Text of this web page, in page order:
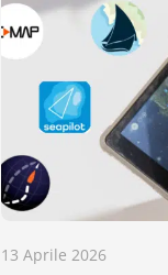
13 Aprile 2026